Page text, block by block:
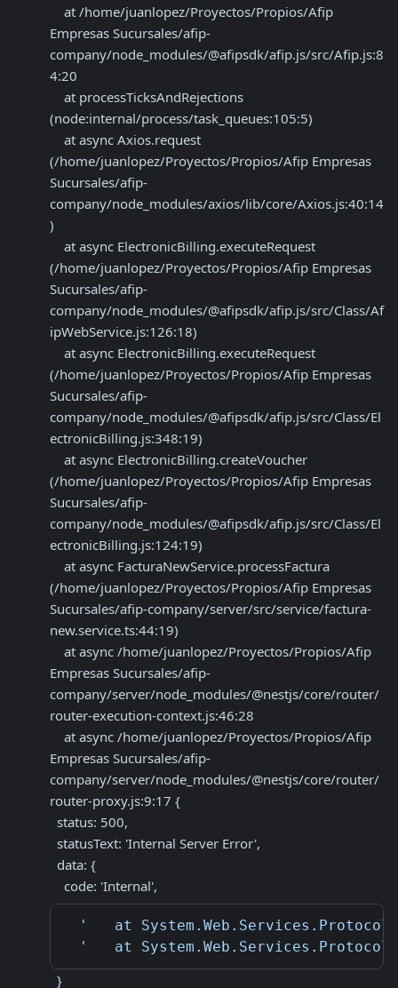
Empresas Sucursales/afip-
company/node_modules/@afipsdk/afip.js/src/Afip.js:8
4:20
(node:internal/process/task_queues:105:5)
(/home/juanlopez/Proyectos/Propios/Afip Empresas
Sucursales/afip-
company/node_modules/axios/lib/core/Axios.js:40:14
)
(/home/juanlopez/Proyectos/Propios/Afip Empresas
Sucursales/afip-
company/node_modules/@afipsdk/afip.js/src/Class/Af
ipWebService.js:126:18)
(/home/juanlopez/Proyectos/Propios/Afip Empresas
Sucursales/afip-
company/node_modules/@afipsdk/afip.js/src/Class/El
ectronicBilling.js:348:19)
(/home/juanlopez/Proyectos/Propios/Afip Empresas
Sucursales/afip-
company/node_modules/@afipsdk/afip.js/src/Class/El
ectronicBilling.js:124:19)
(/home/juanlopez/Proyectos/Propios/Afip Empresas
Sucursales/afip-company/server/src/service/factura-
new.service.ts:44:19)
Empresas Sucursales/afip-
company/server/node_modules/@nestjs/core/router/
router-execution-context.js:46:28
Empresas Sucursales/afip-
company/server/node_modules/@nestjs/core/router/
router-proxy.js:9:17 {
    code: 'Internal',
'   at
'   at